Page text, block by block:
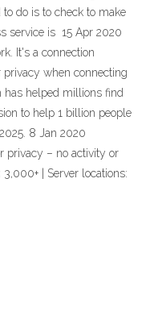
do is to check to make
service is 15 Apr 2020
It's a connection
when connecting
helped millions find
to help 1 billion people
8 Jan 2020
privacy – no activity or
| Server locations: